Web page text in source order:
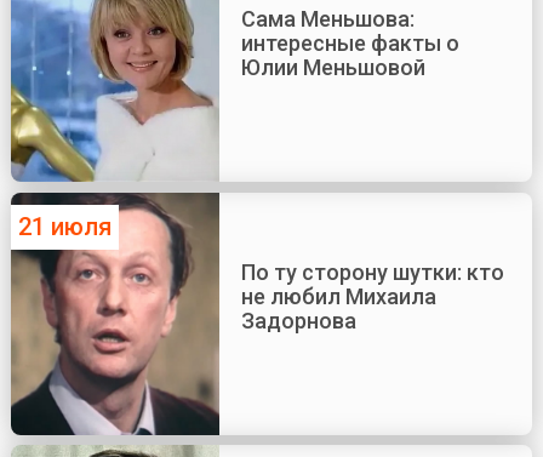
Сама Меньшова:
интересные факты о
Юлии Меньшовой
21 июля
По ту сторону шутки: кто
не любил Михаила
Задорнова